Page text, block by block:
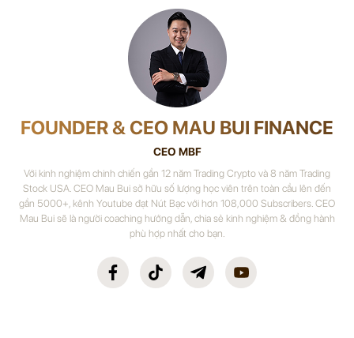
FOUNDER & CEO MAU BUI FINANCE
CEO MBF
Với kinh nghiệm chinh chiến gần 12 năm Trading Crypto và 8 năm Trading
Stock USA. CEO Mau Bui sở hữu số lượng học viên trên toàn cầu lên đến
gần 5000+, kênh Youtube đạt Nút Bạc với hơn 108,000 Subscribers. CEO
Mau Bui sẽ là người coaching hướng dẫn, chia sẻ kinh nghiệm & đồng hành
phù hợp nhất cho bạn.